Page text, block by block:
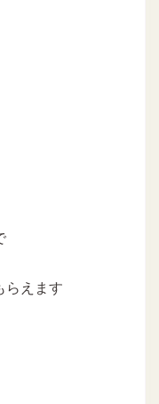
らえます